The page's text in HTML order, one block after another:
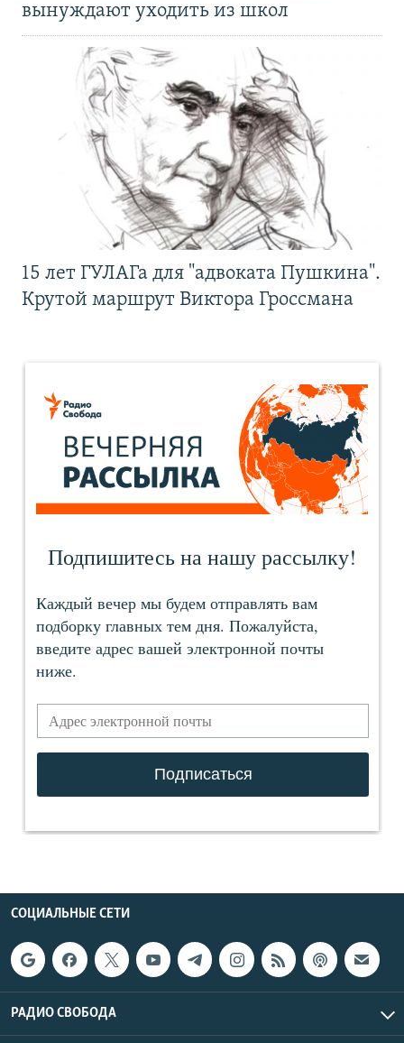
вынуждают уходить из школ
15 лет ГУЛАГа для "адвоката Пушкина".
Крутой маршрут Виктора Гроссмана
СОЦИАЛЬНЫЕ СЕТИ
РАДИО СВОБОДА